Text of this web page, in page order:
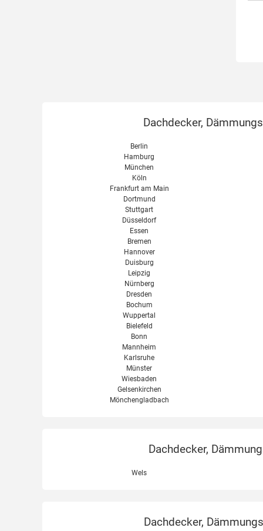
Dachdecker,
Berlin
Hamburg
München
Köln
Frankfurt am Main
Dortmund
Stuttgart
Düsseldorf
Essen
Bremen
Hannover
Duisburg
Leipzig
Nürnberg
Dresden
Bochum
Wuppertal
Bielefeld
Bonn
Mannheim
Karlsruhe
Münster
Wiesbaden
Gelsenkirchen
Mönchengladbach
Dachdecker,
Wels
Dachdecker,